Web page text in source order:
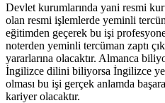
Devlet kurumlarında yani resmi
olan resmi işlemlerde yeminli
eğitimden geçerek bu işi
noterden yeminli tercüman zaptı
yararlarına olacaktır. Almanca
İngilizce dilini biliyorsa İngilizce
olması bu işi gerçek anlamda
kariyer olacaktır.